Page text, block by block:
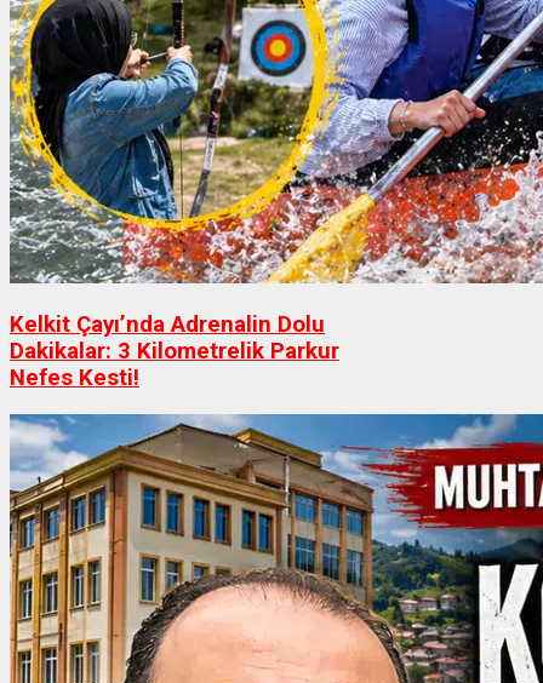
Kelkit Çayı’nda Adrenalin Dolu
Dakikalar: 3 Kilometrelik Parkur
Nefes Kesti!